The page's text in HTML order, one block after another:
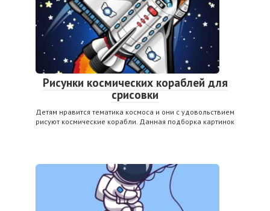
Рисунки космических кораблей для
срисовки
Детям нравится тематика космоса и они с удовольствием
рисуют космические корабли. Данная подборка картинок